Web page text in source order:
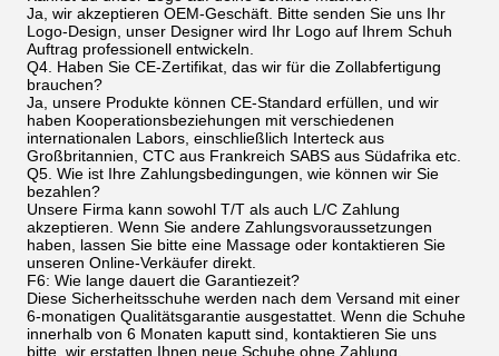
Ja, wir akzeptieren OEM-Geschäft. Bitte senden Sie uns Ihr
Logo-Design, unser Designer wird Ihr Logo auf Ihrem Schuh
Auftrag professionell entwickeln.
Q4. Haben Sie CE-Zertifikat, das wir für die Zollabfertigung
brauchen?
Ja, unsere Produkte können CE-Standard erfüllen, und wir
haben Kooperationsbeziehungen mit verschiedenen
internationalen Labors, einschließlich Interteck aus
Großbritannien, CTC aus Frankreich SABS aus Südafrika etc.
Q5. Wie ist Ihre Zahlungsbedingungen, wie können wir Sie
bezahlen?
Unsere Firma kann sowohl T/T als auch L/C Zahlung
akzeptieren. Wenn Sie andere Zahlungsvoraussetzungen
haben, lassen Sie bitte eine Massage oder kontaktieren Sie
unseren Online-Verkäufer direkt.
F6: Wie lange dauert die Garantiezeit?
Diese Sicherheitsschuhe werden nach dem Versand mit einer
6-monatigen Qualitätsgarantie ausgestattet. Wenn die Schuhe
innerhalb von 6 Monaten kaputt sind, kontaktieren Sie uns
bitte, wir erstatten Ihnen neue Schuhe ohne Zahlung.